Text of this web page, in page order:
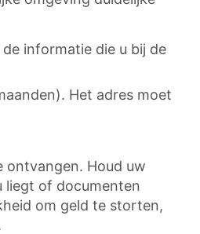
informatie die u bij de
Het adres moet
ontvangen. Houd uw
liegt of documenten
om geld te storten,